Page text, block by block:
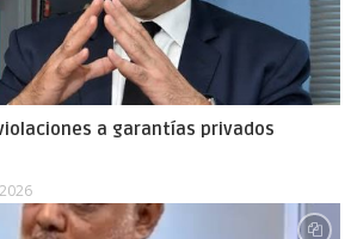
a garantías privados